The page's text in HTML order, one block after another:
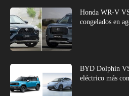
Honda WR-V
congelados en
BYD Dolphin
eléctrico más